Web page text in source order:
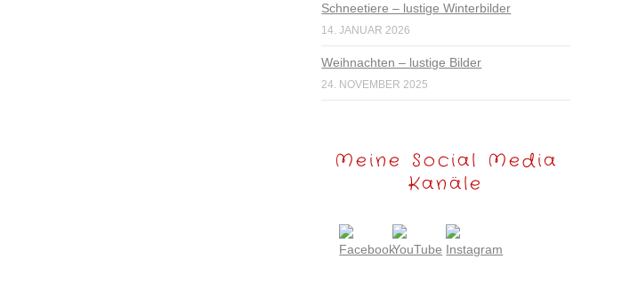
Schneetiere – lustige Winterbilder
14. JANUAR 2026
Weihnachten – lustige Bilder
24. NOVEMBER 2025
Meine Social Media
Kanäle